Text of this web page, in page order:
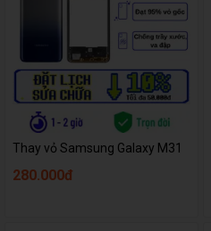
Thay vỏ Samsung Galaxy M31
280.000đ